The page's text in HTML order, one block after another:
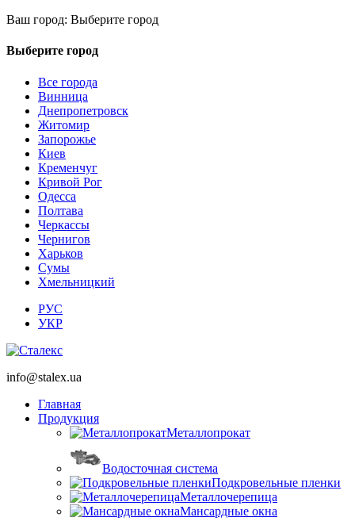
Ваш город: Выберите город
Выберите город
Все города
Винница
Днепропетровск
Житомир
Запорожье
Киев
Кременчуг
Кривой Рог
Одесса
Полтава
Черкассы
Чернигов
Харьков
Сумы
Хмельницкий
РУС
УКР
info@stalex.ua
Главная
Продукция
Металлопрокат
Водосточная система
Подкровельные пленки
Металлочерепица
Мансардные окна